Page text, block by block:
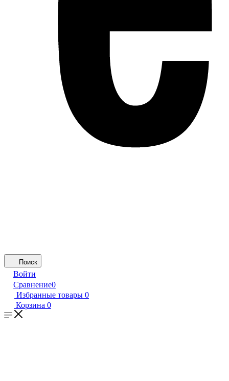
Поиск
Войти
Сравнение0
Избранные товары 0
Корзина 0